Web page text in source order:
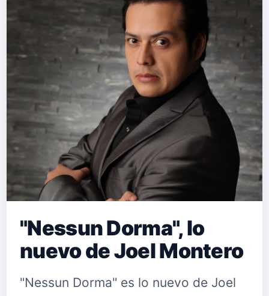
"Nessun Dorma", lo
nuevo de Joel Montero
"Nessun Dorma" es lo nuevo de Joel